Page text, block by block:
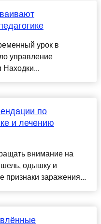
урок в
управление
Находки...
по
и лечению
внимание на
одышку и
признаки заражения...